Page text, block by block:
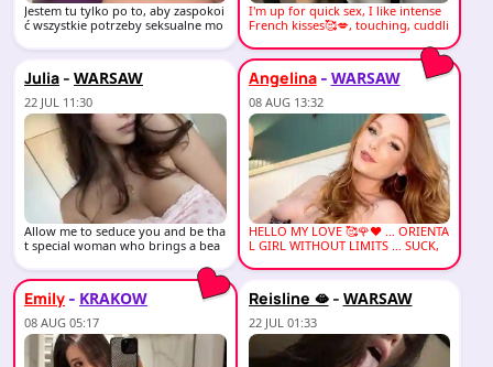
Jestem tu tylko po to, aby zaspokoi
ć wszystkie potrzeby seksualne mo
ich klient�
I'm up for quick sex, I like intense
French kisses🥰💋, touching, cuddli
Julia - WARSAW
22 JUL 11:30
Allow me to seduce you and be tha
t special woman who brings a bea
utiful crazines
Angelina- WARSAW
08 AUG 13:32
HELLO MY LOVE 🥰🌹❤️ … ORIENTA
L GIRL WITHOUT LIMITS … SUCK,
Emily - KRAKOW
08 AUG 05:17
Reisline 🫦- WARSAW
22 JUL 01:33